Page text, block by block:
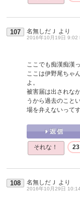
107 名無しだＪ より
2016年10月19日 9:02
ここでも痴漢痴漢
ここは伊野尾ちゃ
よ。
被害届は出されな
うから過去のこと
場を弁えないって
それな！ 23
108 名無しだＪ より
2016年10月29日